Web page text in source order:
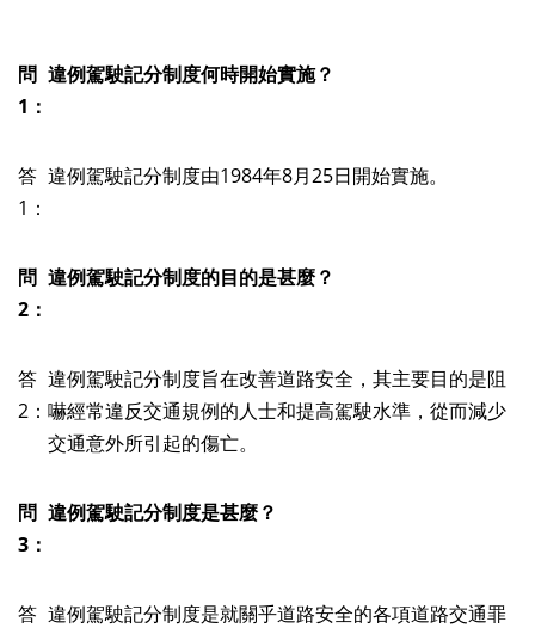
問
1：
違例駕駛記分制度何時開始實施？
答
1：
違例駕駛記分制度由1984年8月25日開始實施。
問
2：
違例駕駛記分制度的目的是甚麼？
答
2：
違例駕駛記分制度旨在改善道路安全，其主要目的是阻
嚇經常違反交通規例的人士和提高駕駛水準，從而減少
交通意外所引起的傷亡。
問
3：
違例駕駛記分制度是甚麼？
答 違例駕駛記分制度是就關乎道路安全的各項道路交通罪